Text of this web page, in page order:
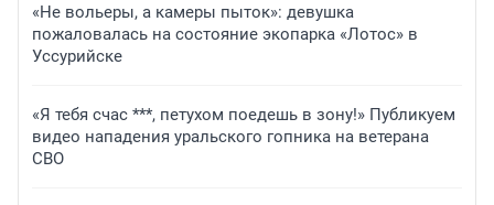
«Не вольеры, а камеры пыток»: девушка
пожаловалась на состояние экопарка «Лотос» в
Уссурийске
«Я тебя счас ***, петухом поедешь в зону!» Публикуем
видео нападения уральского гопника на ветерана
СВО